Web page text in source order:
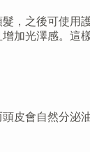
之後可使用
加光澤感。這
皮會自然分